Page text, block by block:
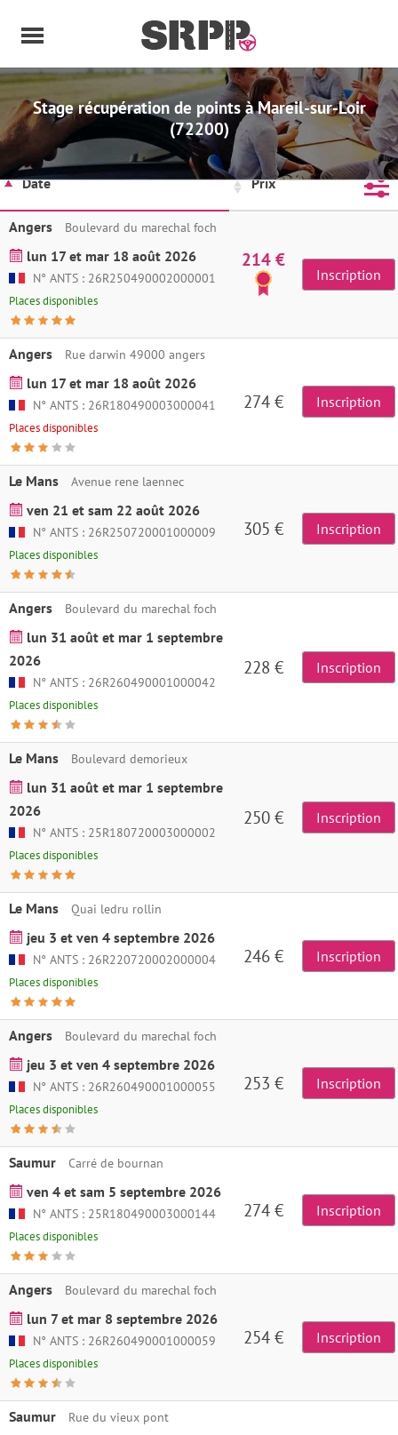
Stage récupération de points à Mareil-sur-Loir
(72200)
Date Prix
Angers Boulevard du marechal foch
lun 17 et mar 18 août 2026
N° ANTS : 26R250490002000001
Places disponibles
214 €
Inscription
Angers Rue darwin 49000 angers
lun 17 et mar 18 août 2026
N° ANTS : 26R180490003000041
Places disponibles
274 € Inscription
Le Mans Avenue rene laennec
ven 21 et sam 22 août 2026
N° ANTS : 26R250720001000009
Places disponibles
305 € Inscription
Angers Boulevard du marechal foch
lun 31 août et mar 1 septembre
2026
N° ANTS : 26R260490001000042
Places disponibles
228 € Inscription
Le Mans Boulevard demorieux
lun 31 août et mar 1 septembre
2026
N° ANTS : 25R180720003000002
Places disponibles
250 € Inscription
Le Mans Quai ledru rollin
jeu 3 et ven 4 septembre 2026
N° ANTS : 26R220720002000004
Places disponibles
246 € Inscription
Angers Boulevard du marechal foch
jeu 3 et ven 4 septembre 2026
N° ANTS : 26R260490001000055
Places disponibles
253 € Inscription
Saumur Carré de bournan
ven 4 et sam 5 septembre 2026
N° ANTS : 25R180490003000144
Places disponibles
274 € Inscription
Angers Boulevard du marechal foch
lun 7 et mar 8 septembre 2026
N° ANTS : 26R260490001000059
Places disponibles
254 € Inscription
Saumur Rue du vieux pont